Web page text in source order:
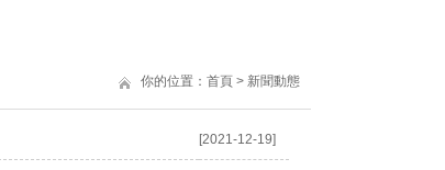
你的位置： 首頁 > 新聞動態
[2021-12-19]